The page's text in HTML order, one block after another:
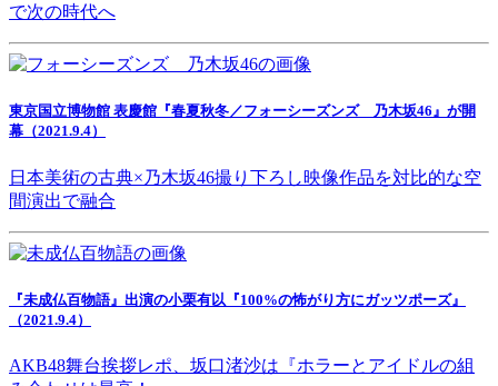
で次の時代へ
東京国立博物館 表慶館『春夏秋冬／フォーシーズンズ 乃木坂46』が開
幕（2021.9.4）
日本美術の古典×乃木坂46撮り下ろし映像作品を対比的な空
間演出で融合
『未成仏百物語』出演の小栗有以『100%の怖がり方にガッツポーズ』
（2021.9.4）
AKB48舞台挨拶レポ、坂口渚沙は『ホラーとアイドルの組